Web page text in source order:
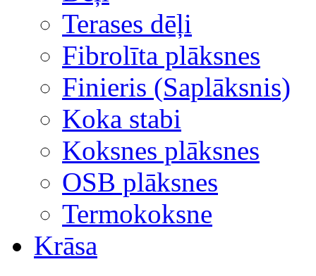
Terases dēļi
Fibrolīta plāksnes
Finieris (Saplāksnis)
Koka stabi
Koksnes plāksnes
OSB plāksnes
Termokoksne
Krāsa